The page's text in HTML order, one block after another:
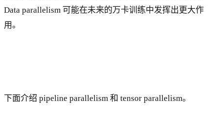
Data parallelism 可能在未来的万卡训练中发挥出更大作
用。
下面介绍 pipeline parallelism 和 tensor parallelism。